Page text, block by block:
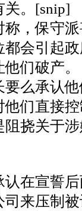
。 [snip]
，保守
会引起
们破产。
么承认
们直接
挠关于
在宣誓
来压制